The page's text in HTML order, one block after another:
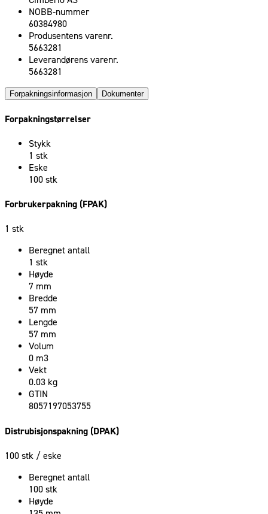
NOBB-nummer
60384980
Produsentens varenr.
5663281
Leverandørens varenr.
5663281
Forpakningsinformasjon Dokumenter
Forpakningstørrelser
Stykk
1 stk
Eske
100 stk
Forbrukerpakning (FPAK)
1 stk
Beregnet antall
1 stk
Høyde
7 mm
Bredde
57 mm
Lengde
57 mm
Volum
0 m3
Vekt
0.03 kg
GTIN
8057197053755
Distrubisjonspakning (DPAK)
100 stk / eske
Beregnet antall
100 stk
Høyde